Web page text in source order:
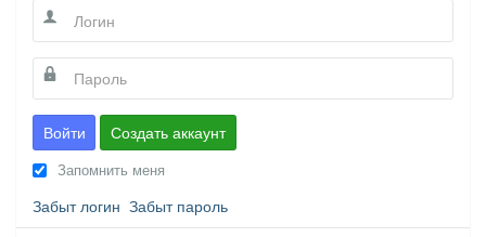
Войти Создать аккаунт
Запомнить меня
Забыт логин Забыт пароль